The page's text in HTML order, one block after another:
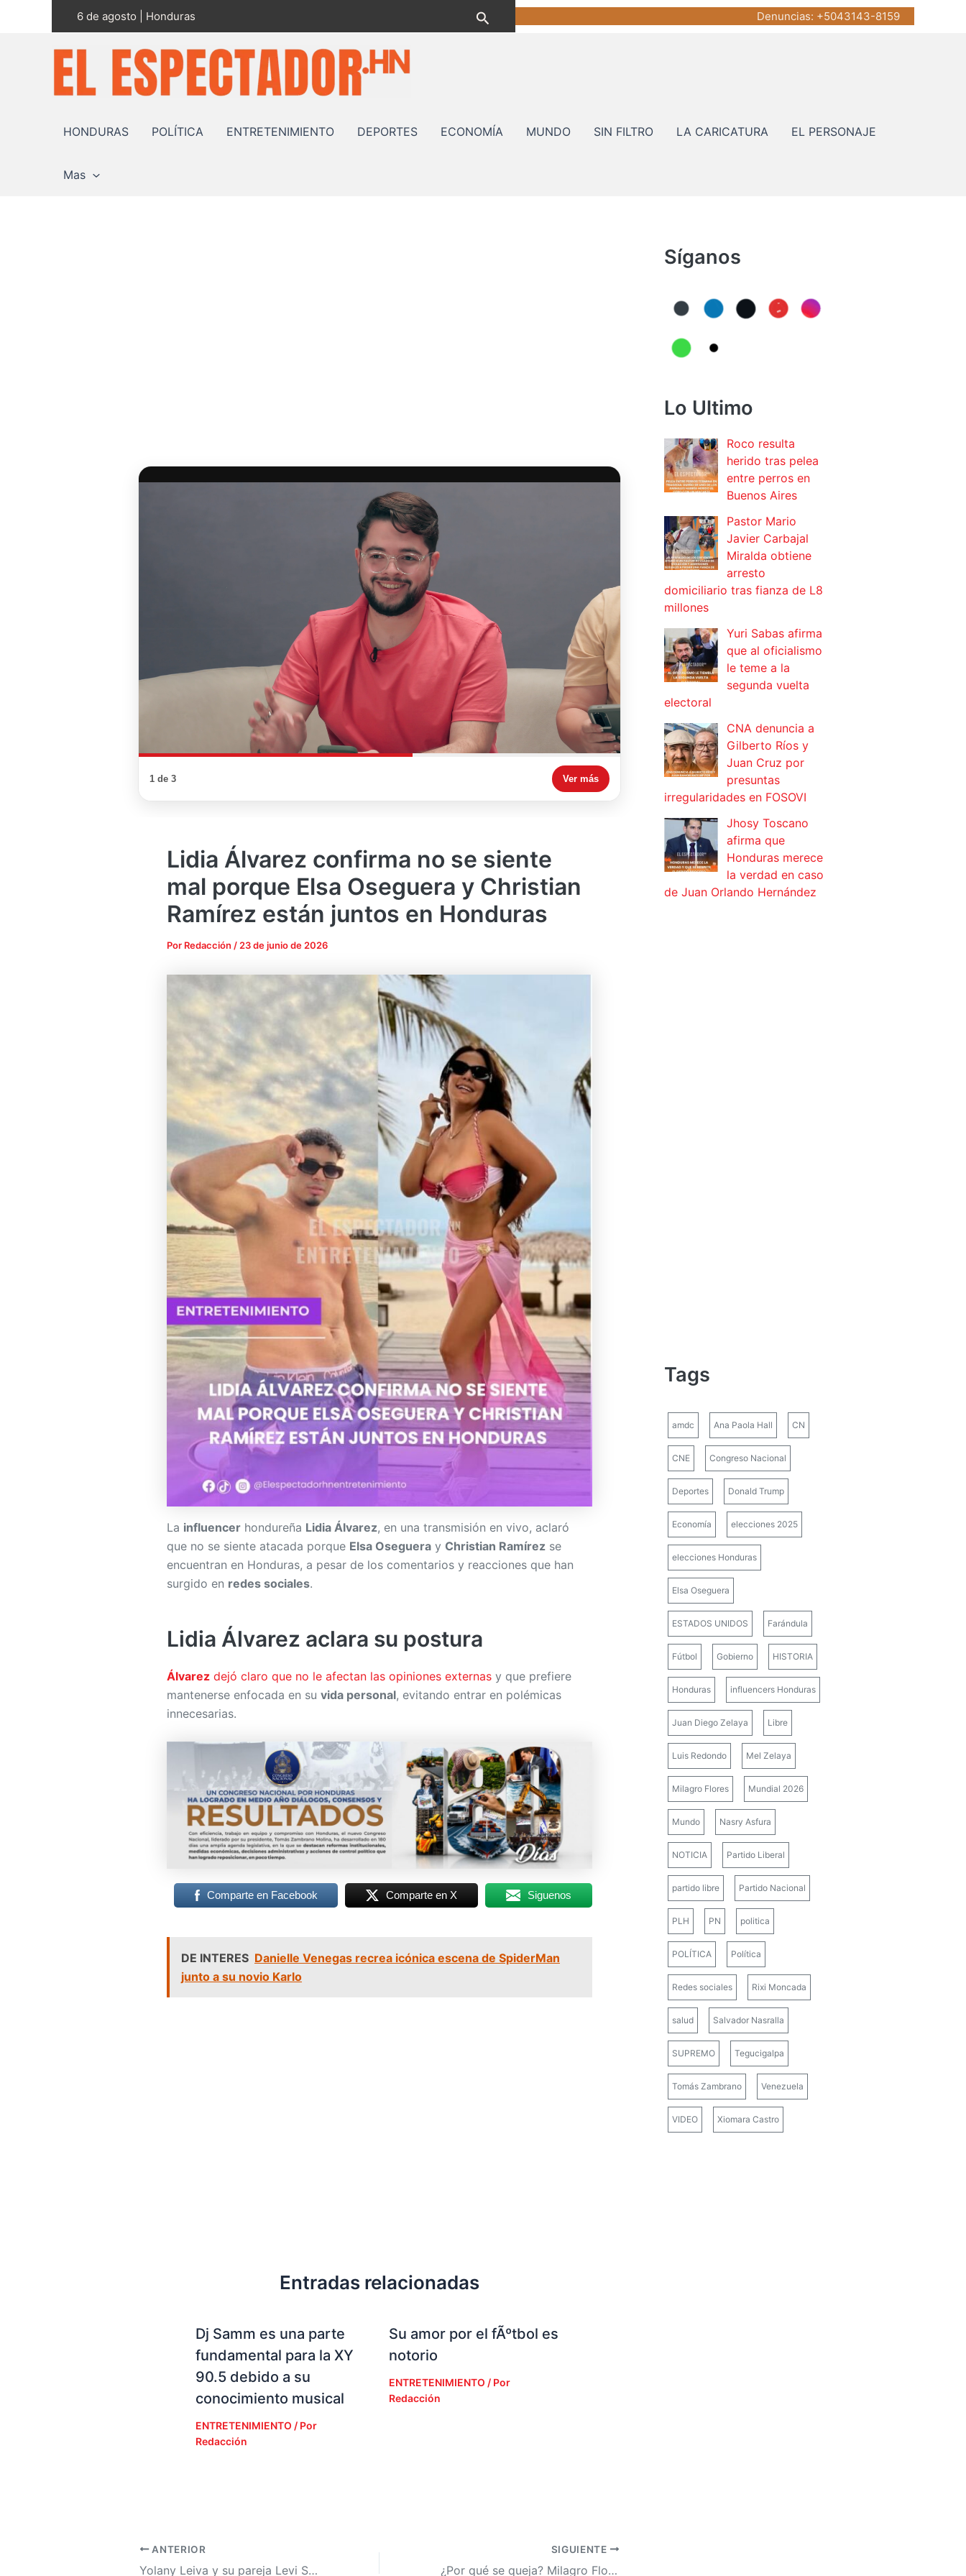
6 de agosto | Honduras Buscar Denuncias: +5043143-8159
HONDURAS POLÍTICA ENTRETENIMIENTO DEPORTES ECONOMÍA MUNDO SIN FILTRO LA CARICATURA EL PERSONAJE
Mas
1 de 3 Ver más
Lidia Álvarez confirma no se siente
mal porque Elsa Oseguera y Christian
Ramírez están juntos en Honduras
Por Redacción / 23 de junio de 2026
La influencer hondureña Lidia Álvarez, en una transmisión en vivo, aclaró
que no se siente atacada porque Elsa Oseguera y Christian Ramírez se
encuentran en Honduras, a pesar de los comentarios y reacciones que han
surgido en redes sociales.
Lidia Álvarez aclara su postura
Álvarez dejó claro que no le afectan las opiniones externas y que prefiere
mantenerse enfocada en su vida personal, evitando entrar en polémicas
innecesarias.
Comparte en Facebook Comparte en X Siguenos
DE INTERES Danielle Venegas recrea icónica escena de SpiderMan
junto a su novio Karlo
Entradas relacionadas
Dj Samm es una parte
fundamental para la XY
90.5 debido a su
conocimiento musical
ENTRETENIMIENTO / Por
Redacción
Su amor por el fÃºtbol es
notorio
ENTRETENIMIENTO / Por
Redacción
ANTERIOR
Yolany Leiva y su pareja Levi Suazo disfrutan del partido Portugal vs Uzbekistán en el Mundial 2026
SIGUIENTE
¿Por qué se queja? Milagro Flores revela que ya no enviará su ubicación a Supremo
Síganos
Lo Ultimo
Roco resulta
herido tras pelea
entre perros en
Buenos Aires
Pastor Mario
Javier Carbajal
Miralda obtiene
arresto
domiciliario tras fianza de L8
millones
Yuri Sabas afirma
que al oficialismo
le teme a la
segunda vuelta
electoral
CNA denuncia a
Gilberto Ríos y
Juan Cruz por
presuntas
irregularidades en FOSOVI
Jhosy Toscano
afirma que
Honduras merece
la verdad en caso
de Juan Orlando Hernández
Tags
amdc Ana Paola Hall CN
CNE Congreso Nacional
Deportes Donald Trump
Economía elecciones 2025
elecciones Honduras
Elsa Oseguera
ESTADOS UNIDOS Farándula
Fútbol Gobierno HISTORIA
Honduras influencers Honduras
Juan Diego Zelaya Libre
Luis Redondo Mel Zelaya
Milagro Flores Mundial 2026
Mundo Nasry Asfura
NOTICIA Partido Liberal
partido libre Partido Nacional
PLH PN politica
POLÍTICA Política
Redes sociales Rixi Moncada
salud Salvador Nasralla
SUPREMO Tegucigalpa
Tomás Zambrano Venezuela
VIDEO Xiomara Castro